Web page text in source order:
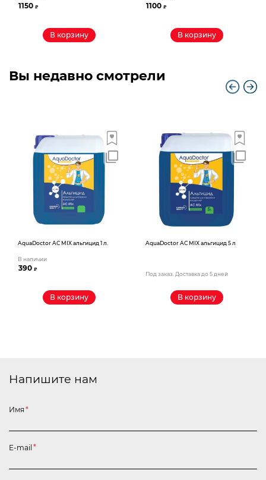
1150₽
В корзину
1100₽
В корзину
Вы недавно смотрели
AquaDoctor AС MIX альгицид 1 л.
В наличии
390₽
В корзину
AquaDoctor AС MIX альгицид 5 л
Под заказ. Доставка до 5 дней
В корзину
Напишите нам
Имя *
E-mail *